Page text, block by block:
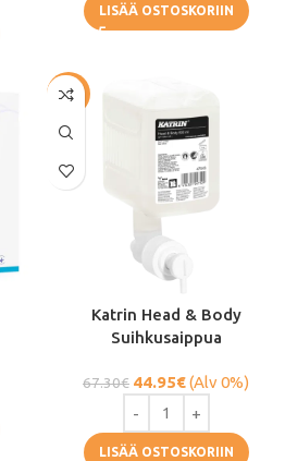
LISÄÄ OSTOSKORIIN
-33%
Katrin Head & Body
Suihkusaippua
67.30€ 44.95€(Alv 0%)
LISÄÄ OSTOSKORIIN